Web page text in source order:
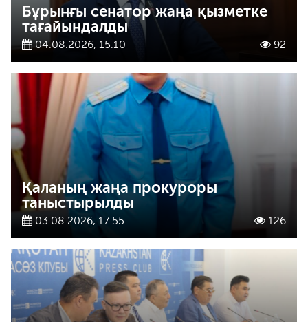
Бұрынғы сенатор жаңа қызметке
тағайындалды
04.08.2026, 15:10 92
Қаланың жаңа прокуроры
таныстырылды
03.08.2026, 17:55 126